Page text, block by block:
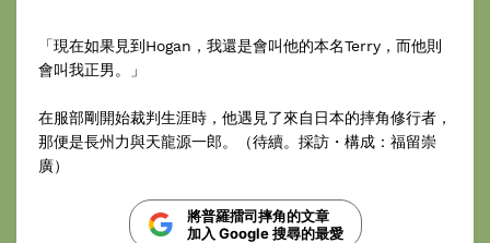
「現在如果見到Hogan，我還是會叫他的本名Terry，而他則
會叫我正男。」
在服部剛開始裁判生涯時，他遇見了來自日本的摔角修行者，
那便是長州力與天龍源一郎。（待續。採訪・構成：福留崇
廣）
將普羅擂司摔角的文章
加入 Google 搜尋的最愛